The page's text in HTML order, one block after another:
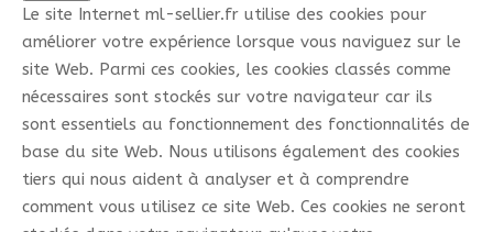
Le site Internet ml-sellier.fr utilise des cookies pour
améliorer votre expérience lorsque vous naviguez sur le
site Web. Parmi ces cookies, les cookies classés comme
nécessaires sont stockés sur votre navigateur car ils
sont essentiels au fonctionnement des fonctionnalités de
base du site Web. Nous utilisons également des cookies
tiers qui nous aident à analyser et à comprendre
comment vous utilisez ce site Web. Ces cookies ne seront